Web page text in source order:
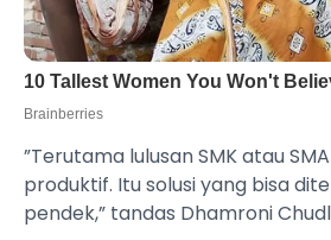
”Terutama lulusan SMK atau
produktif. Itu solusi yang bisa
pendek,” tandas Dhamroni